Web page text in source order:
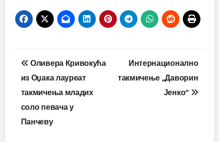
Кретање
чланка
Оливера Кривокућа
из Оџака лауреат
такмичења младих
соло певача у
Панчеву
Интернационално
такмичење „Даворин
Јенко“